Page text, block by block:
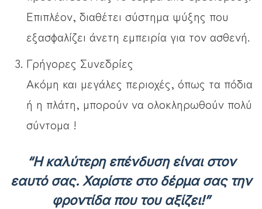
Επιπλέον, διαθέτει σύστημα ψύξης που
εξασφαλίζει άνετη εμπειρία για τον ασθενή.
Γρήγορες Συνεδρίες
Ακόμη και μεγάλες περιοχές, όπως τα πόδια
ή η πλάτη, μπορούν να ολοκληρωθούν πολύ
σύντομα !
“Η καλύτερη επένδυση είναι στον
εαυτό σας. Χαρίστε στο δέρμα σας την
φροντίδα που του αξίζει!”